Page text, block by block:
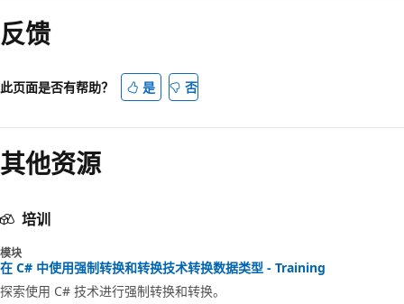
反馈
此页面是否有帮助？ 是 否
其他资源
培训
模块
在 C# 中使用强制转换和转换技术转换数据类型 - Training
探索使用 C# 技术进行强制转换和转换。